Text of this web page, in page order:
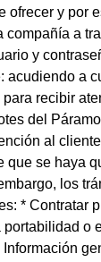
ofrecer y por
compañía a
y
acudiendo a
recibir
del
al
que se haya
los
* Contratar
portabilidad o